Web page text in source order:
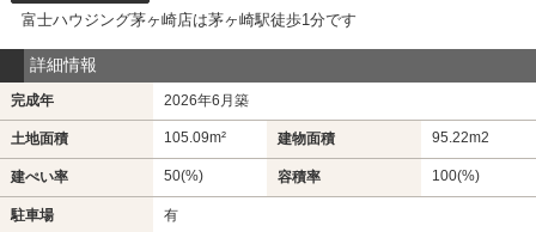
富士ハウジング茅ヶ崎店は茅ヶ崎駅徒歩1分です
詳細情報
完成年 2026年6月築
土地面積 105.09m² 建物面積 95.22m2
建ぺい率 50(%) 容積率 100(%)
駐車場 有